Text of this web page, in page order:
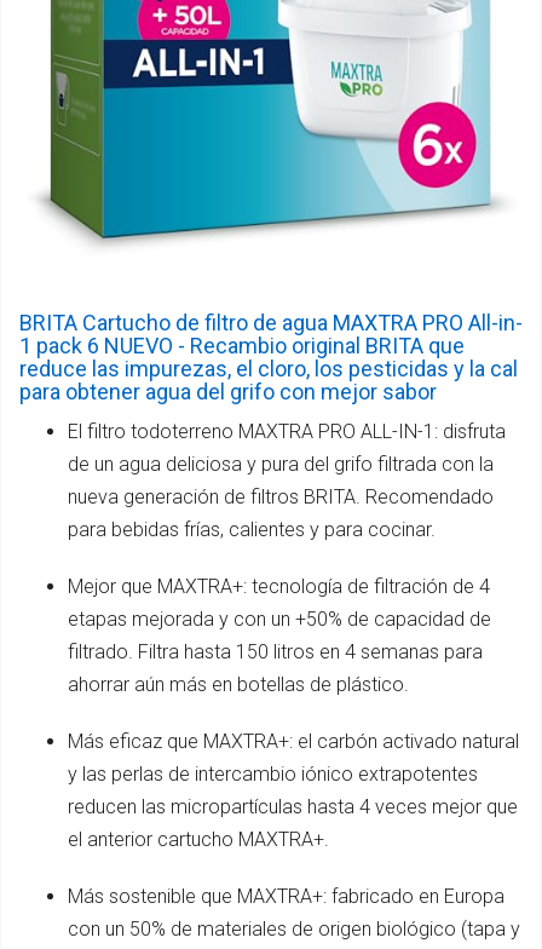
BRITA Cartucho de filtro de agua MAXTRA PRO All-in-
1 pack 6 NUEVO - Recambio original BRITA que
reduce las impurezas, el cloro, los pesticidas y la cal
para obtener agua del grifo con mejor sabor
El filtro todoterreno MAXTRA PRO ALL-IN-1: disfruta
de un agua deliciosa y pura del grifo filtrada con la
nueva generación de filtros BRITA. Recomendado
para bebidas frías, calientes y para cocinar.
Mejor que MAXTRA+: tecnología de filtración de 4
etapas mejorada y con un +50% de capacidad de
filtrado. Filtra hasta 150 litros en 4 semanas para
ahorrar aún más en botellas de plástico.
Más eficaz que MAXTRA+: el carbón activado natural
y las perlas de intercambio iónico extrapotentes
reducen las micropartículas hasta 4 veces mejor que
el anterior cartucho MAXTRA+.
Más sostenible que MAXTRA+: fabricado en Europa
con un 50% de materiales de origen biológico (tapa y